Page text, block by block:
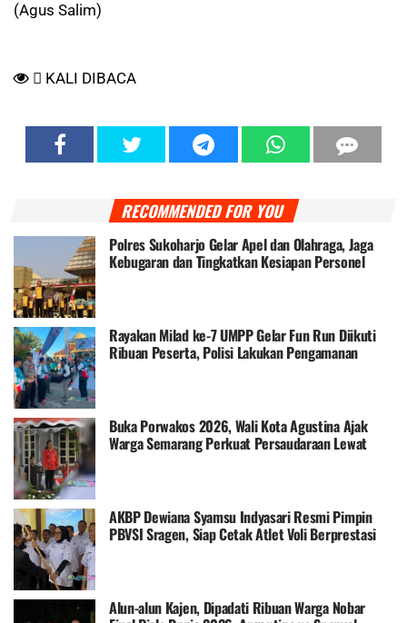
(Agus Salim)
KALI DIBACA
RECOMMENDED FOR YOU
Polres Sukoharjo Gelar Apel dan Olahraga, Jaga
Kebugaran dan Tingkatkan Kesiapan Personel
Rayakan Milad ke-7 UMPP Gelar Fun Run Diikuti
Ribuan Peserta, Polisi Lakukan Pengamanan
Buka Porwakos 2026, Wali Kota Agustina Ajak
Warga Semarang Perkuat Persaudaraan Lewat
Olahraga
AKBP Dewiana Syamsu Indyasari Resmi Pimpin
PBVSI Sragen, Siap Cetak Atlet Voli Berprestasi
Alun-alun Kajen, Dipadati Ribuan Warga Nobar